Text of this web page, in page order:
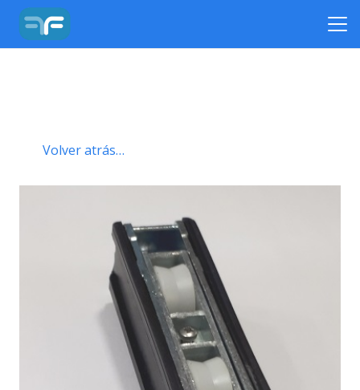
Volver atrás…